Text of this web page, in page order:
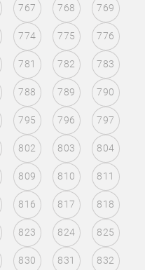
767 768 769
774 775 776
781 782 783
788 789 790
795 796 797
802 803 804
809 810 811
816 817 818
823 824 825
830 831 832